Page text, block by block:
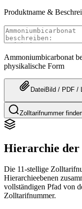
Produktname &
Ammoniumbicarbonat
physikalische Form
Datei Bild / PDF /
Zolltarifnummer
Hierarchie
Die 11-stellige
Hierarchieebenen
vollständigen Pfad von
Zolltarifnummer.